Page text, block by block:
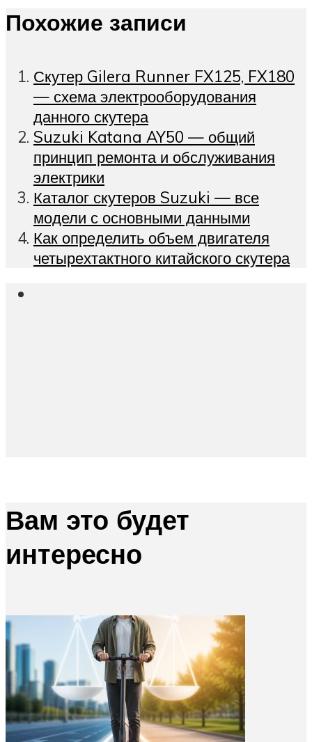
Похожие записи
Скутер Gilera Runner FX125, FX180
— схема электрооборудования
данного скутера
Suzuki Katana AY50 — общий
принцип ремонта и обслуживания
электрики
Каталог скутеров Suzuki — все
модели с основными данными
Как определить объем двигателя
четырехтактного китайского скутера
Вам это будет
интересно